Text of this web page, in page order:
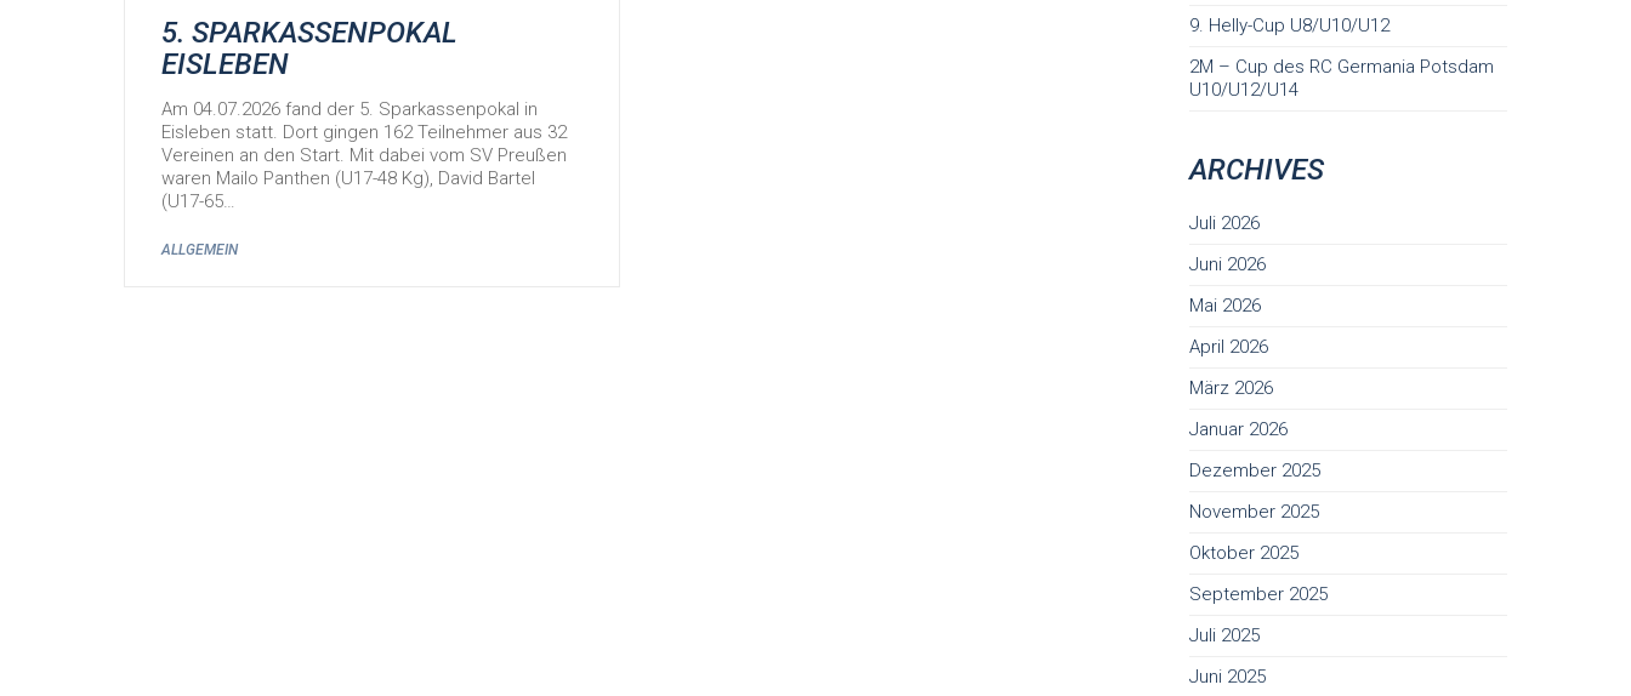
5. SPARKASSENPOKAL
EISLEBEN
Am 04.07.2026 fand der 5. Sparkassenpokal in
Eisleben statt. Dort gingen 162 Teilnehmer aus 32
Vereinen an den Start. Mit dabei vom SV Preußen
waren Mailo Panthen (U17-48 Kg), David Bartel
(U17-65…
ALLGEMEIN
9. Helly-Cup U8/U10/U12
2M – Cup des RC Germania Potsdam
U10/U12/U14
ARCHIVES
Juli 2026
Juni 2026
Mai 2026
April 2026
März 2026
Januar 2026
Dezember 2025
November 2025
Oktober 2025
September 2025
Juli 2025
Juni 2025